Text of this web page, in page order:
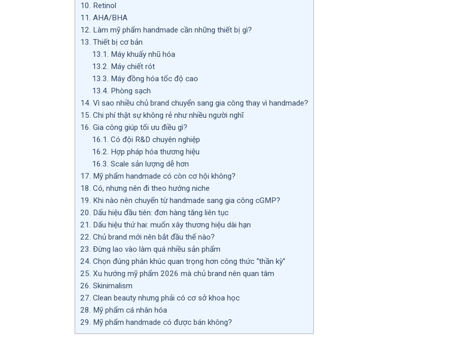
10. Retinol
11. AHA/BHA
12. Làm mỹ phẩm handmade cần những thiết bị gì?
13. Thiết bị cơ bản
13.1. Máy khuấy nhũ hóa
13.2. Máy chiết rót
13.3. Máy đồng hóa tốc độ cao
13.4. Phòng sạch
14. Vì sao nhiều chủ brand chuyển sang gia công thay vì handmade?
15. Chi phí thật sự không rẻ như nhiều người nghĩ
16. Gia công giúp tối ưu điều gì?
16.1. Có đội R&D chuyên nghiệp
16.2. Hợp pháp hóa thương hiệu
16.3. Scale sản lượng dễ hơn
17. Mỹ phẩm handmade có còn cơ hội không?
18. Có, nhưng nên đi theo hướng niche
19. Khi nào nên chuyển từ handmade sang gia công cGMP?
20. Dấu hiệu đầu tiên: đơn hàng tăng liên tục
21. Dấu hiệu thứ hai: muốn xây thương hiệu dài hạn
22. Chủ brand mới nên bắt đầu thế nào?
23. Đừng lao vào làm quá nhiều sản phẩm
24. Chọn đúng phân khúc quan trọng hơn công thức “thần kỳ”
25. Xu hướng mỹ phẩm 2026 mà chủ brand nên quan tâm
26. Skinimalism
27. Clean beauty nhưng phải có cơ sở khoa học
28. Mỹ phẩm cá nhân hóa
29. Mỹ phẩm handmade có được bán không?